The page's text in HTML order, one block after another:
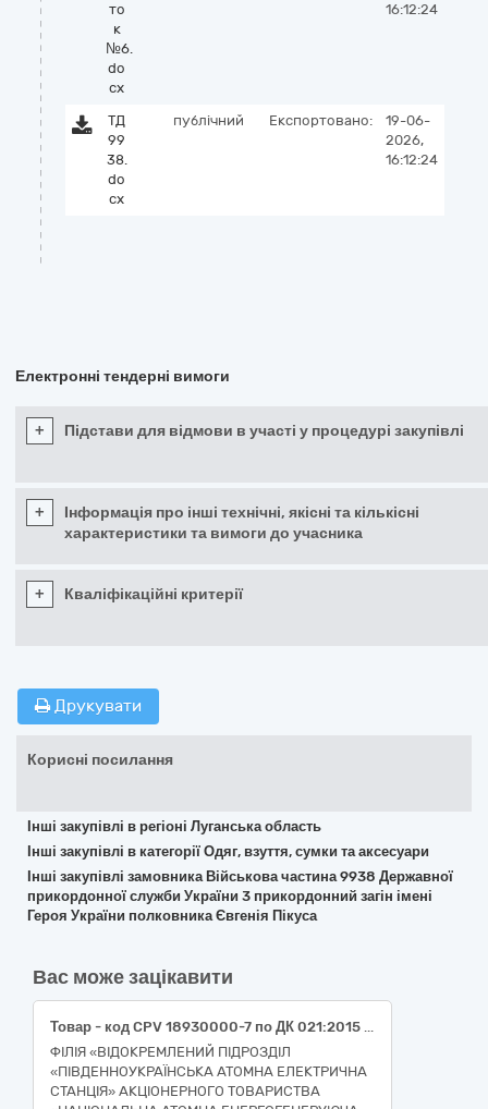
то
к
№6.
do
cx
16:12:24
ТД
99
38.
do
cx
публічний Експортовано:
19-06-
2026,
16:12:24
Електронні тендерні вимоги
+ Підстави для відмови в участі у процедурі закупівлі
+
Інформація про інші технічні, якісні та кількісні
характеристики та вимоги до учасника
+ Кваліфікаційні критерії
Друкувати
Корисні посилання
Інші закупівлі в регіоні Луганська область
Інші закупівлі в категорії Одяг, взуття, сумки та аксесуари
Інші закупівлі замовника Військова частина 9938 Державної
прикордонної служби України 3 прикордонний загін імені
Героя України полковника Євгенія Пікуса
Вас може зацікавити
Товар - код CPV 18930000-7 по ДК 021:2015 Мішки та пакети (Біг-бег). РПЗ - 9.322.
ФІЛІЯ «ВІДОКРЕМЛЕНИЙ ПІДРОЗДІЛ
«ПІВДЕННОУКРАЇНСЬКА АТОМНА ЕЛЕКТРИЧНА
СТАНЦІЯ» АКЦІОНЕРНОГО ТОВАРИСТВА